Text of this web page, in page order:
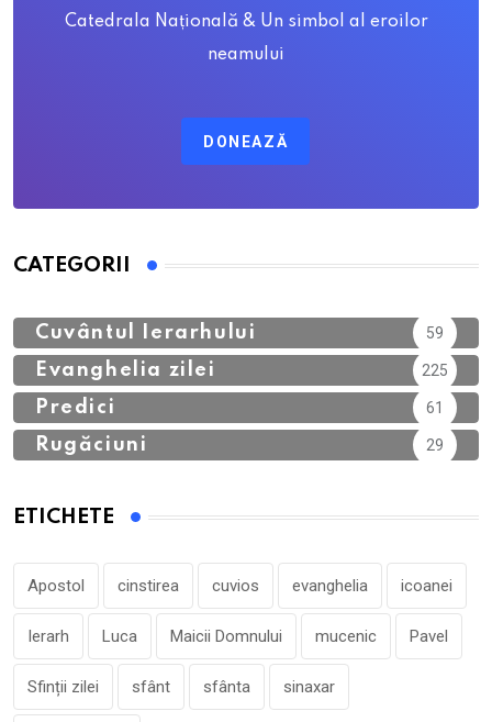
Catedrala Națională & Un simbol al eroilor
neamului
DONEAZĂ
CATEGORII
Cuvântul Ierarhului 59
Evanghelia zilei 225
Predici 61
Rugăciuni 29
ETICHETE
Apostol cinstirea cuvios evanghelia icoanei
Ierarh Luca Maicii Domnului mucenic Pavel
Sfinții zilei sfânt sfânta sinaxar